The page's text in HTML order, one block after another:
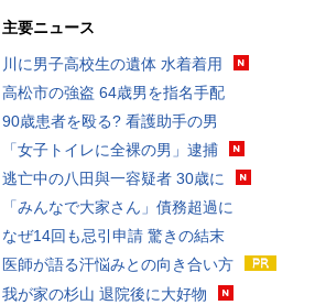
主要ニュース
川に男子高校生の遺体 水着着用
高松市の強盗 64歳男を指名手配
90歳患者を殴る? 看護助手の男
「女子トイレに全裸の男」逮捕
逃亡中の八田與一容疑者 30歳に
「みんなで大家さん」債務超過に
なぜ14回も忌引申請 驚きの結末
医師が語る汗悩みとの向き合い方
我が家の杉山 退院後に大好物